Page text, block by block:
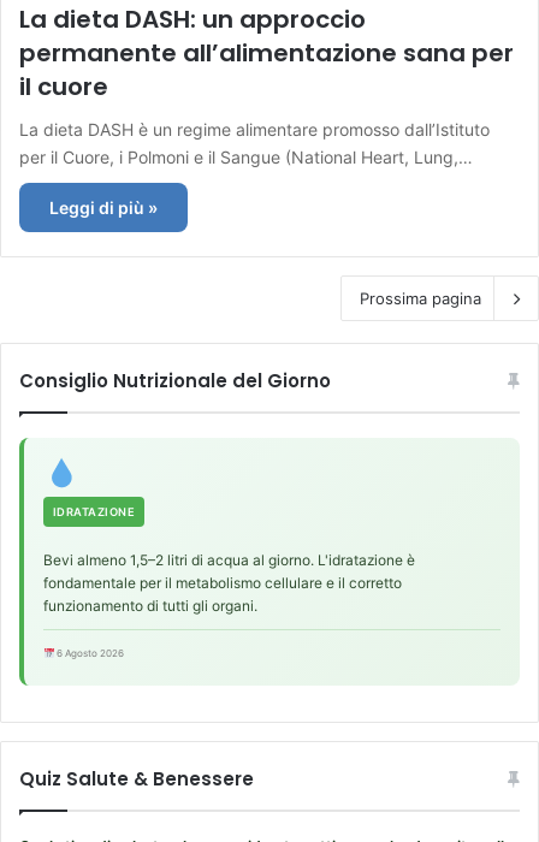
La dieta DASH: un approccio
permanente all’alimentazione sana per
il cuore
La dieta DASH è un regime alimentare promosso dall’Istituto
per il Cuore, i Polmoni e il Sangue (National Heart, Lung,…
Leggi di più »
Prossima pagina
Consiglio Nutrizionale del Giorno
IDRATAZIONE
Bevi almeno 1,5–2 litri di acqua al giorno. L'idratazione è
fondamentale per il metabolismo cellulare e il corretto
funzionamento di tutti gli organi.
6 Agosto 2026
Quiz Salute & Benessere